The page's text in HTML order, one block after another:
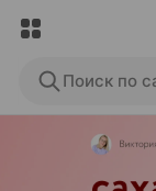
Поиск по